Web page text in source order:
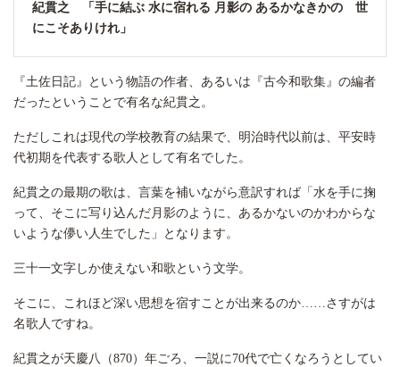
紀貫之 「手に結ぶ 水に宿れる 月影の あるかなきかの 世
にこそありけれ」
『土佐日記』という物語の作者、あるいは『古今和歌集』の編者
だったということで有名な紀貫之。
ただしこれは現代の学校教育の結果で、明治時代以前は、平安時
代初期を代表する歌人として有名でした。
紀貫之の最期の歌は、言葉を補いながら意訳すれば「水を手に掬
って、そこに写り込んだ月影のように、あるかないのかわからな
いような儚い人生でした」となります。
三十一文字しか使えない和歌という文学。
そこに、これほど深い思想を宿すことが出来るのか……さすがは
名歌人ですね。
紀貫之が天慶八（870）年ごろ、一説に70代で亡くなろうとしてい